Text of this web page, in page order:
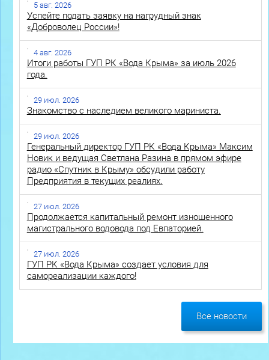
5 авг. 2026
Успейте подать заявку на нагрудный знак
«Доброволец России»!
4 авг. 2026
Итоги работы ГУП РК «Вода Крыма» за июль 2026
года.
29 июл. 2026
Знакомство с наследием великого мариниста.
29 июл. 2026
Генеральный директор ГУП РК «Вода Крыма» Максим
Новик и ведущая Светлана Разина в прямом эфире
радио «Спутник в Крыму» обсудили работу
Предприятия в текущих реалиях.
27 июл. 2026
Продолжается капитальный ремонт изношенного
магистрального водовода под Евпаторией.
27 июл. 2026
ГУП РК «Вода Крыма» создает условия для
самореализации каждого!
Все новости